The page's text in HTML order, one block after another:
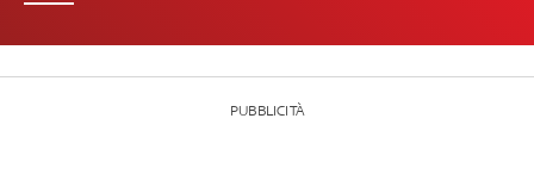
PUBBLICITÀ